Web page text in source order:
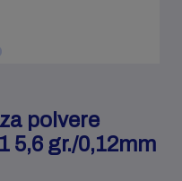
polvere
5,6 gr./0,12mm